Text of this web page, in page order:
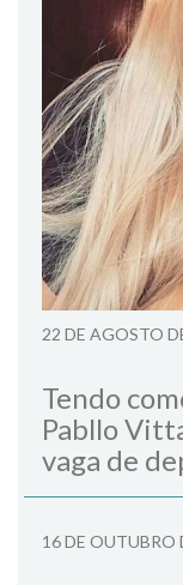
22 DE AGOSTO
Tendo
Pabllo
vaga de
16 DE OUTUBRO